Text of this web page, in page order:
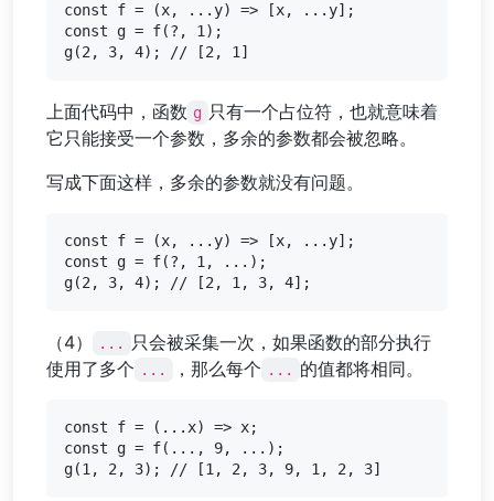
const f = (x, ...y) => [x, ...y];
const g = f(?, 1);
上面代码中，函数 g 只有一个占位符，也就意味着
它只能接受一个参数，多余的参数都会被忽略。
写成下面这样，多余的参数就没有问题。
const f = (x, ...y) => [x, ...y];
const g = f(?, 1, ...);
（4） ...
只会被采集一次，如果函数的部分执行
使用了多个 ... ，那么每个 ... 的值都将相同。
const f = (...x) => x;
const g = f(..., 9, ...);